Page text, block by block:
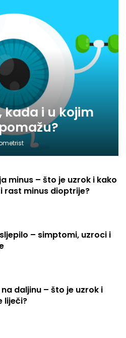
kada i u kojim
minus – što je uzrok i kako
rast minus dioptrije?
– simptomi, uzroci i
na daljinu – što je uzrok i
liječi?